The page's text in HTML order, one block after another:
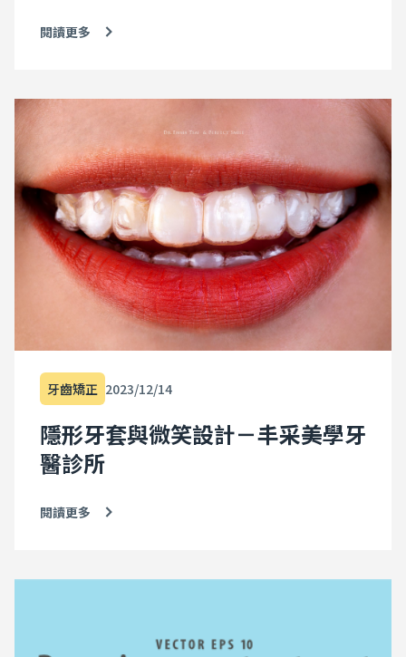
配藥物治療，例如：口服藥物，鼻噴劑，以及抗生素，和鼻
服，但在年幼時介入治療，可以有效的將上顎骨均勻撐開，
讓鼻腔通道加大，改善鼻塞及口呼吸(嘴巴呼吸)的症狀。 另
外，目前隱適美的牙套結合了「牙弓擴張」的設計，以較為
緩和的方式去讓牙弓慢慢撐開，雖然牙弓擴張的幅度有限，
對於輕度牙弓窄小、怕痛的患者是非常理想的治療方案喔！
實際案例 就讀國三的王同學，從小有著鼻子過敏的困擾，常
常嘴巴開開地呼吸，媽媽嘗試讓他改過來，但是因為長期習
慣鼻子塞住的緣故，小朋友也無法正常運用鼻子呼吸。雖然
先前已至耳鼻喉科就診，但因長期口呼吸的關係，臉型已造
成改變：下巴變得短小，上唇前突，牙弓也變得狹長，牙齒
看起來也看起來暴暴的。 這個Case是典型的「安格氏II級異
常咬合1類」 (上顎前凸，牙齒往前暴)。對於這類型的病
患，通常會使用上顎快速擴張裝置。但是隱適美隱形牙套目
前也有上顎擴張的效果，尤其是對於學齡階段的小朋友效果
下顎前導裝置。經過一年的努力，王同學的上顎擴張到理想
的程度，下巴也漸漸地長出來，改善了口呼吸的習慣。牙齒
接嶄新的高中生生涯。 因此，趕快把握矯正黃金期，讓孩子
提早綻放開朗笑容！！ 矯正前： 矯正後： 延伸閱讀： 何時是
兒童牙齒矯正的最佳時機？ 你知道口呼吸會影響孩子臉型發
呼？ MRC 口腔肌功能訓練是牙齒矯正嗎？ 【醫學證實】孩童
DR.EMMA 蔡宜均醫師粉絲團，追蹤限時動態
閱讀更多
牙齒矯正 2023/12/14
隱形牙套與微笑設計－丰采美學牙
醫診所
閱讀更多